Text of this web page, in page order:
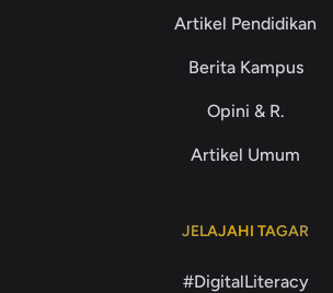
Artikel Pendidikan
Berita Kampus
Opini & R.
Artikel Umum
JELAJAHI TAGAR
#DigitalLiteracy